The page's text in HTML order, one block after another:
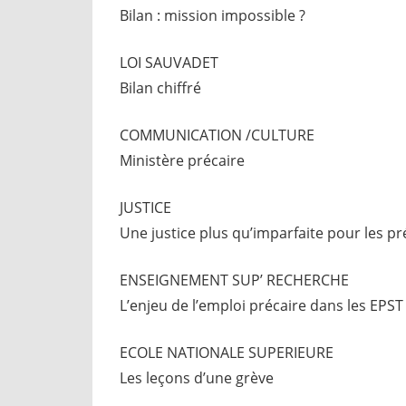
Bilan : mission impossible ?
LOI SAUVADET
Bilan chiffré
COMMUNICATION /CULTURE
Ministère précaire
JUSTICE
Une justice plus qu’imparfaite pour les
ENSEIGNEMENT SUP’ RECHERCHE
L’enjeu de l’emploi précaire dans les EPST
ECOLE NATIONALE SUPERIEURE
Les leçons d’une grève